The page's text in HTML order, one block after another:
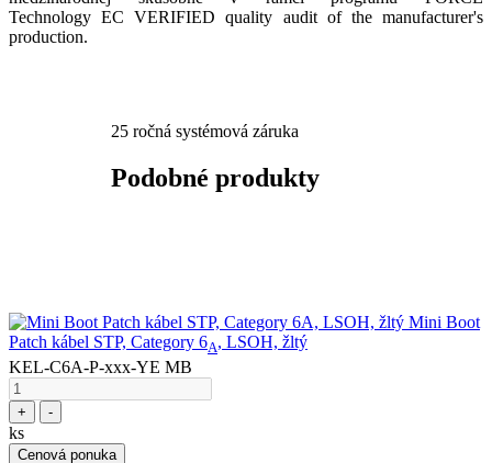
Technology EC VERIFIED quality audit of the manufacturer's
production.​
25 ročná systémová záruka
Podobné produkty
Mini Boot
Patch kábel STP, Category 6A, LSOH, žltý
KEL-C6A-P-xxx-YE MB
+ -
ks
Cenová ponuka